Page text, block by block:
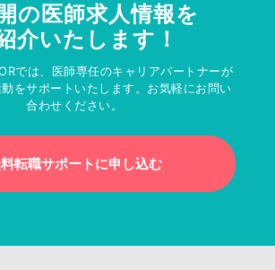
の医師求人情報を
介いたします！
では、医師専任のキャリアパートナーが
をサポートいたします。お気軽にお問い
合わせください。
転職サポートに申し込む